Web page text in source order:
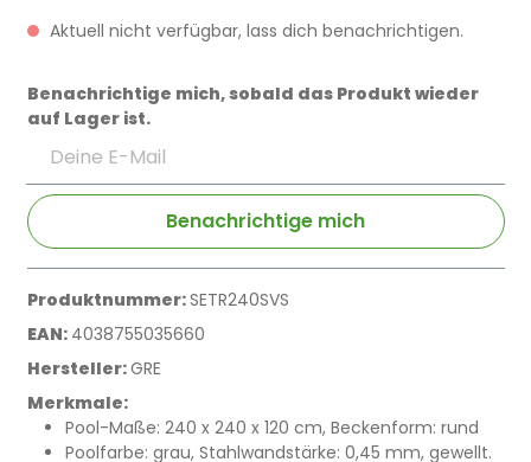
Aktuell nicht verfügbar, lass dich benachrichtigen.
Benachrichtige mich, sobald das Produkt wieder
auf Lager ist.
Benachrichtige mich
Produktnummer:SETR240SVS
EAN: 4038755035660
Hersteller:GRE
Merkmale:
Pool-Maße: 240 x 240 x 120 cm, Beckenform: rund
Poolfarbe: grau, Stahlwandstärke: 0,45 mm, gewellt.